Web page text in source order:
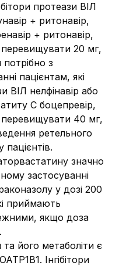
протеази ВІЛ
+ ритонавір,
+ ритонавір,
20 мг,
з
пацієнтам, які
ВІЛ нелфінавір або
С боцепревір,
40 мг,
ретельного
пацієнтів.
значно
застосуванні
у дозі 200
приймають
якщо доза
його метаболіти є
Інгібітори